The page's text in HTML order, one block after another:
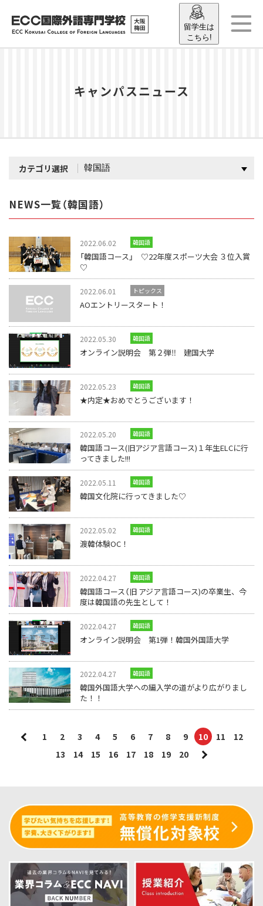
留学生は
こちら!
キャンパスニュース
カテゴリ選択
NEWS一覧（韓国語）
2022.06.02 韓国語
「韓国語コース」 ♡22年度スポーツ大会 ３位入賞
♡
2022.06.01 トピックス
AOエントリースタート！
2022.05.30 韓国語
オンライン説明会 第２弾‼ 建国大学
2022.05.23 韓国語
★内定★おめでとうございます！
2022.05.20 韓国語
韓国語コース(旧アジア言語コース)１年生ELCに行
ってきました!!!
2022.05.11 韓国語
韓国文化院に行ってきました♡
2022.05.02 韓国語
渡韓体験OC！
2022.04.27 韓国語
韓国語コース（旧 アジア言語コース)の卒業生、今
度は韓国語の先生として！
2022.04.27 韓国語
オンライン説明会 第1弾！韓国外国語大学
2022.04.27 韓国語
韓国外国語大学への編入学の道がより広がりまし
た！！
1 2 3 4 5 6 7 8 9 10 11
12
13
14 15 16 17 18 19 20